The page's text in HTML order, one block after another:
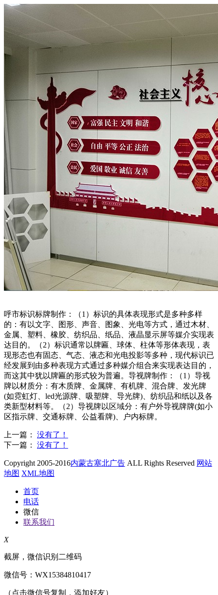
呼市标识标牌制作：（1）标识的具体表现形式是多种多样
的：有以文字、图形、声音、图象、光电等方式，通过木材、
金属、塑料、橡胶、纺织品、纸品、液晶显示屏等媒介实现表
达目的。（2）标识通常以牌匾、球体、柱体等形体表现，表
现形态也有固态、气态、液态和光电投影等多种，现代标识已
经发展到由多种表现方式通过多种媒介组合来实现表达目的，
而这其中犹以牌匾的形式较为普遍。导视牌制作：（1）导视
牌以材质分：有木质牌、金属牌、有机牌、混合牌、发光牌
(如霓虹灯、led光源牌、吸塑牌、导光牌)、纺织品和纸以及各
类新型材料等。（2）导视牌以区域分：有户外导视牌牌(如小
区指示牌、交通标牌、公益看牌)、户内标牌。
上一篇： 没有了！
下一篇： 没有了！
Copyright 2005-2016内蒙古塞北广告 ALL Rights Reserved 网站
地图 XML地图
首页
电话
微信
联系我们
X
截屏，微信识别二维码
微信号： WX15384810417
（点击微信号复制，添加好友）